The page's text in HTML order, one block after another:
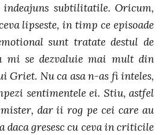
indeajuns subtilitatile. Oricum,
lipseste, in timp ce episoade
sunt tratate destul de
mi se dezvaluie mai mult din
Griet. Nu ca asa n-as fi inteles,
sentimentele ei. Stiu, astfel
mister, dar ii rog pe cei care au
gresesc cu ceva in criticile